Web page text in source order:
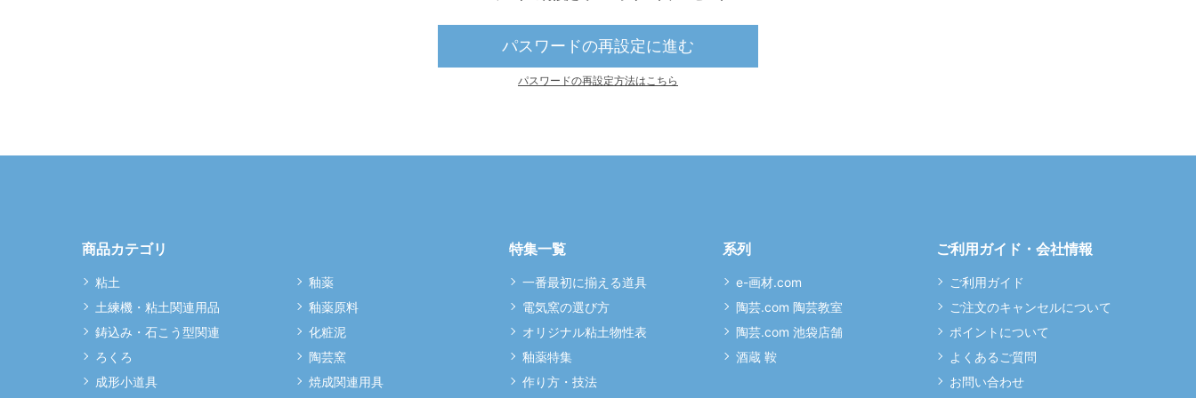
パスワードの再設定に進む
パスワードの再設定方法はこちら
商品カテゴリ
粘土
土練機・粘土関連用品
鋳込み・石こう型関連
ろくろ
成形小道具
釉薬
釉薬原料
化粧泥
陶芸窯
焼成関連用具
特集一覧
一番最初に揃える道具
電気窯の選び方
オリジナル粘土物性表
釉薬特集
作り方・技法
系列
e-画材.com
陶芸.com 陶芸教室
陶芸.com 池袋店舗
酒蔵 鞍
ご利用ガイド・会社情報
ご利用ガイド
ご注文のキャンセルについて
ポイントについて
よくあるご質問
お問い合わせ